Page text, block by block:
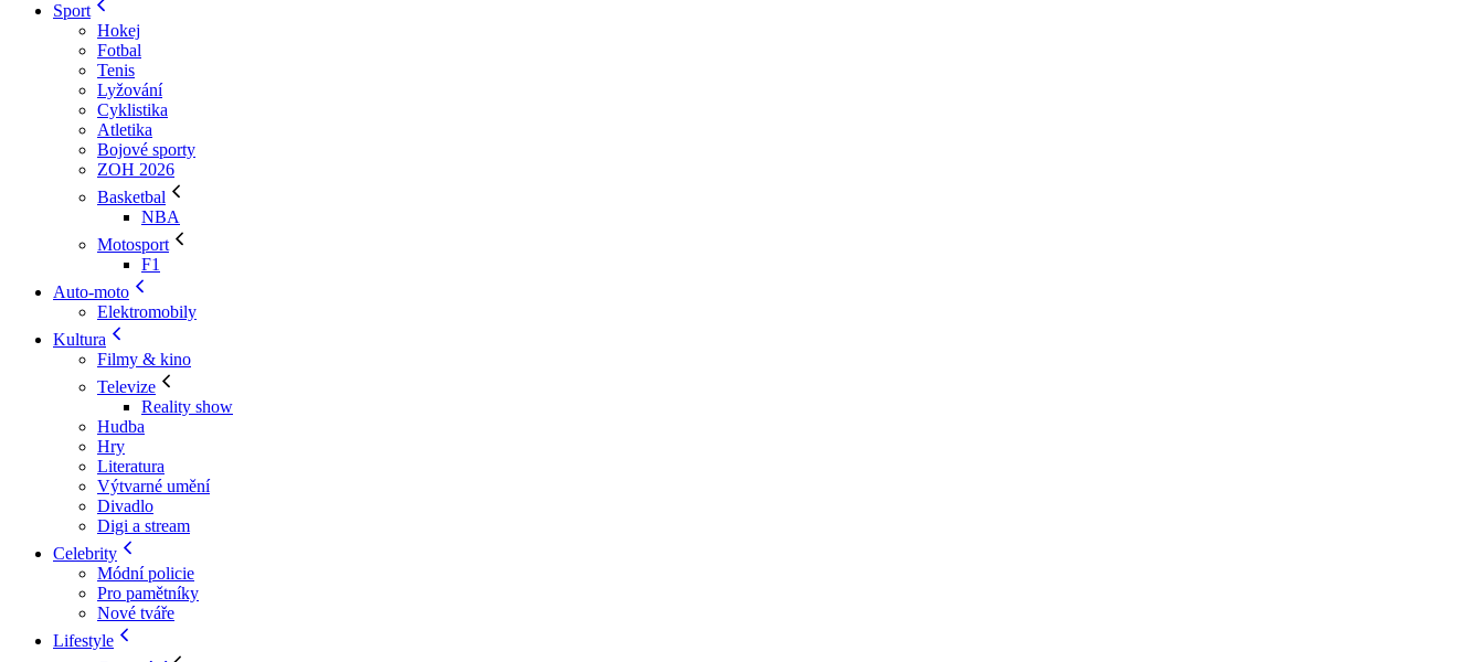
Sport
Hokej
Fotbal
Tenis
Lyžování
Cyklistika
Atletika
Bojové sporty
ZOH 2026
Basketbal
NBA
Motosport
F1
Auto-moto
Elektromobily
Kultura
Filmy & kino
Televize
Reality show
Hudba
Hry
Literatura
Výtvarné umění
Divadlo
Digi a stream
Celebrity
Módní policie
Pro pamětníky
Nové tváře
Lifestyle